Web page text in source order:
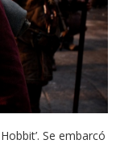
Se embarcó